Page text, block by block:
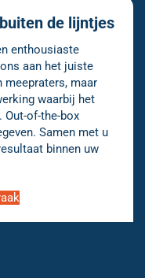
de lijntjes
enthousiaste
aan het juiste
meepraters, maar
waarbij het
of-the-box
Samen met u
binnen uw